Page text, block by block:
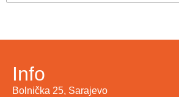
Info
Bolnička 25, Sarajevo